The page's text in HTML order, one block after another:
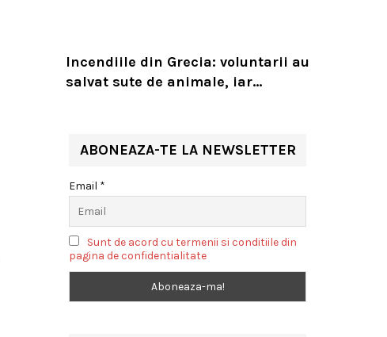
Incendiile din Grecia: voluntarii au
salvat sute de animale, iar
ABONEAZA-TE LA NEWSLETTER
Email *
Sunt de acord cu termenii si conditiile din
pagina de confidentialitate